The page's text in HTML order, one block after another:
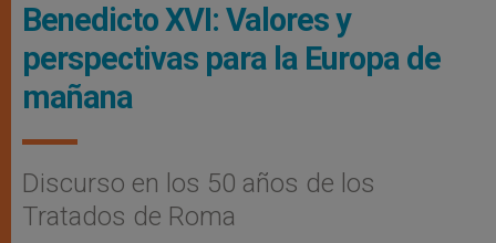
Benedicto XVI: Valores y
perspectivas para la Europa de
mañana
Discurso en los 50 años de los
Tratados de Roma